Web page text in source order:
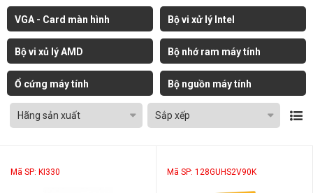
VGA - Card màn hình Bộ vi xử lý Intel
Bộ vi xủ lý AMD Bộ nhớ ram máy tính
Ổ cứng máy tính Bộ nguồn máy tính
Hãng sản xuất Sắp xếp
Mã SP: KI330 Mã SP: 128GUHS2V90K